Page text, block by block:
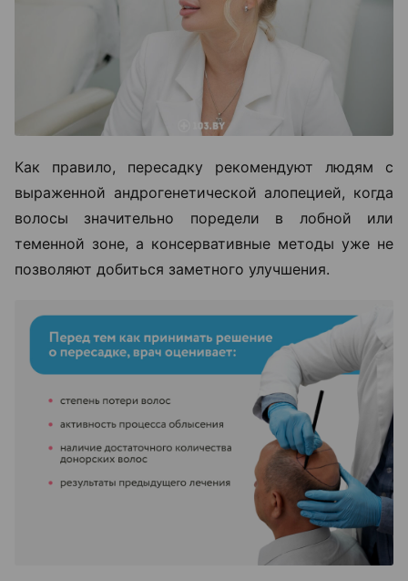
Как правило, пересадку рекомендуют людям с
выраженной андрогенетической алопецией, когда
волосы значительно поредели в лобной или
теменной зоне, а консервативные методы уже не
позволяют добиться заметного улучшения.